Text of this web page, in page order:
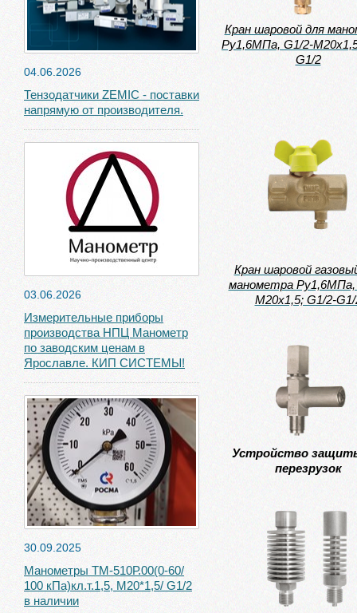
04.06.2026
Тензодатчики ZEMIC - поставки
напрямую от производителя.
03.06.2026
Измерительные приборы
производства НПЦ Манометр
по заводским ценам в
Ярославле. КИП СИСТЕМЫ!
30.09.2025
Манометры ТМ-510Р.00(0-60/
100 кПа)кл.т.1,5, М20*1,5/ G1/2
в наличии
Кран шаровой для
Ру1,6МПа, G1/2-
G1/2
Кран шаровой
манометра Ру1,6МПа,
М20х1,5; G1/2-G1/
Устройство
перезрузок